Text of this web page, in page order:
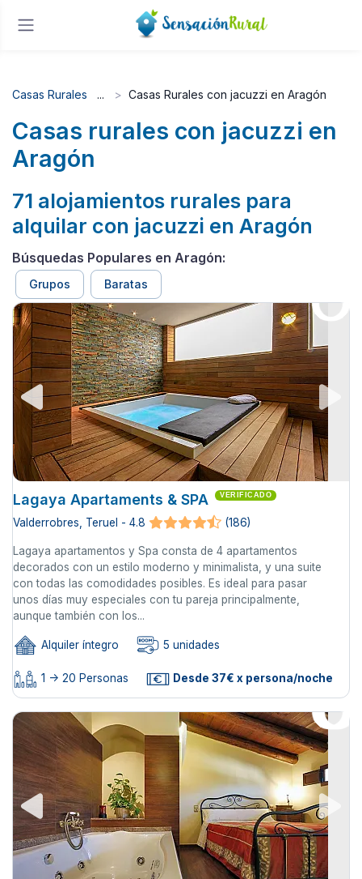
Casas Rurales Casas Rurales con jacuzzi en Aragón
Casas rurales con jacuzzi en
Aragón
71 alojamientos rurales para
alquilar con jacuzzi en Aragón
Búsquedas Populares en Aragón:
Grupos Baratas
Lagaya Apartaments & SPA VERIFICADO
Valderrobres, Teruel - 4.8 (186)
Lagaya apartamentos y Spa consta de 4 apartamentos
decorados con un estilo moderno y minimalista, y una suite
con todas las comodidades posibles. Es ideal para pasar
unos días muy especiales con tu pareja principalmente,
aunque también con los...
Alquiler íntegro 5 unidades
1 -> 20 Personas Desde 37€ x persona/noche